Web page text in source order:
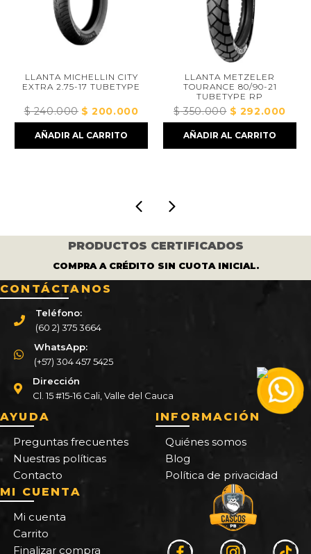
LLANTA MICHELLIN CITY
EXTRA 2.75-17 TUBETYPE
$240.000 El
precio
original
$ 200.000El
precio
AÑADIR AL CARRITO
LLANTA METZELER
TOURANCE 80/90-21
TUBETYPE RP
$350.000 El
precio
original
$ 292.000El
AÑADIR AL CARRITO
PRODUCTOS CERTIFICADOS
COMPRA A CRÉDITO SIN CUOTA INICIAL.
CONTÁCTANOS
Teléfono:
(60 2) 375 3664
WhatsApp:
(+57) 304 457 5425
Dirección
Cl. 15 #15-16 Cali, Valle del Cauca
AYUDA
Preguntas frecuentes
Nuestras políticas
Contacto
INFORMACIÓN
Quiénes somos
Blog
Política de privacidad
MI CUENTA
Mi cuenta
Carrito
Finalizar compra